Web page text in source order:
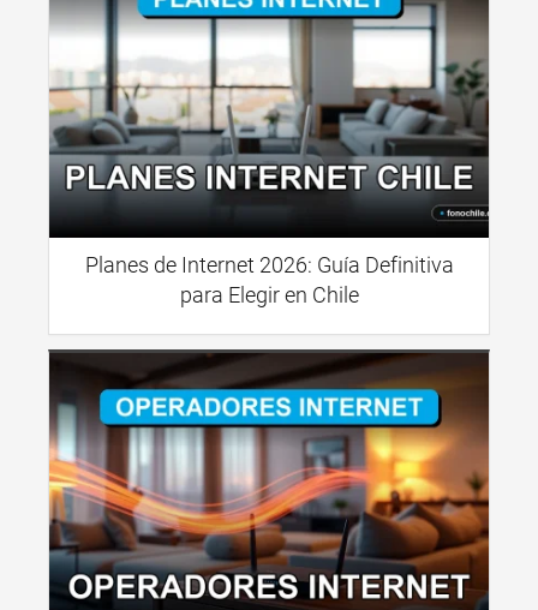
Planes de Internet 2026: Guía Definitiva
para Elegir en Chile